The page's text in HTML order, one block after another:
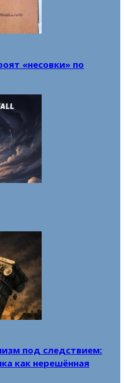
«несовки» по
под следствием:
как нерешённая